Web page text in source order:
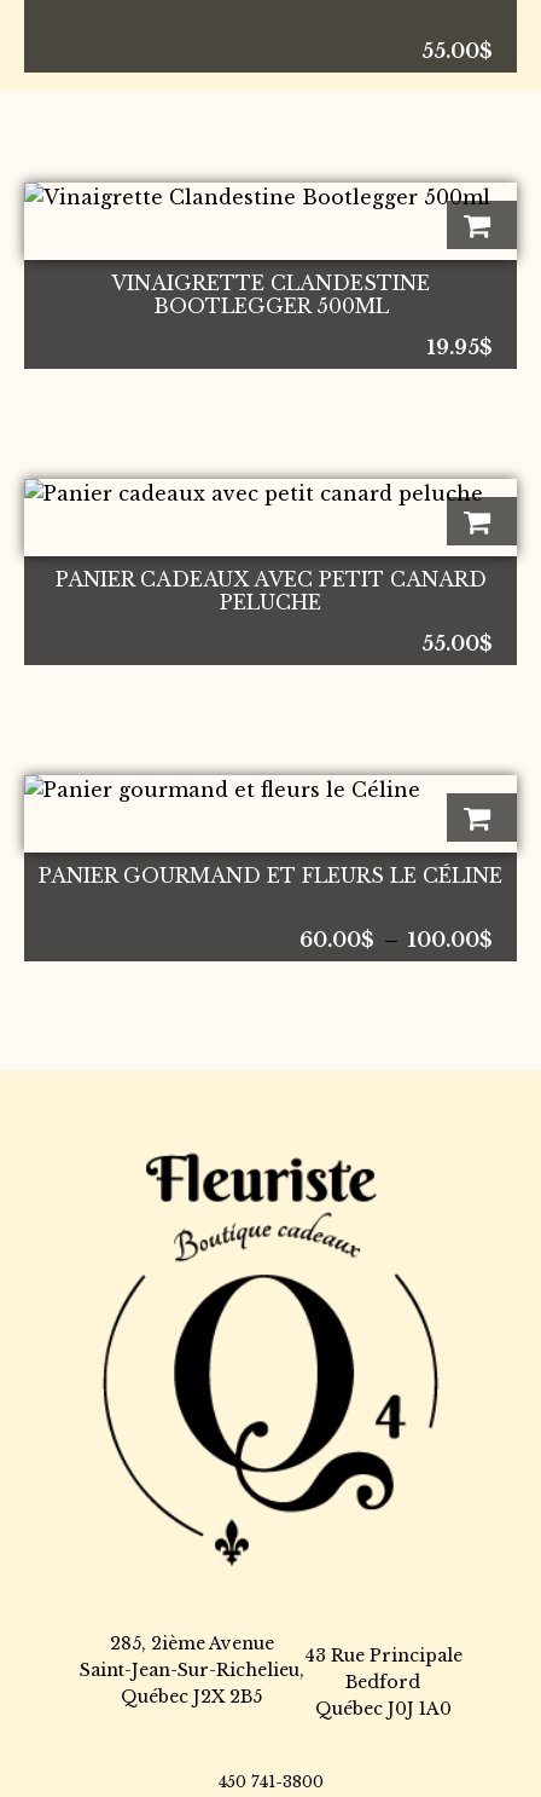
55.00$
VINAIGRETTE CLANDESTINE
BOOTLEGGER 500ML
19.95$
PANIER CADEAUX AVEC PETIT CANARD
PELUCHE
55.00$
PANIER GOURMAND ET FLEURS LE CÉLINE
60.00$ – 100.00$
de
Ce
a
plusieurs
options
285, 2ième Avenue
Saint-Jean-Sur-Richelieu,
Québec J2X 2B5
43 Rue Principale
Bedford
Québec J0J 1A0
450 741-3800